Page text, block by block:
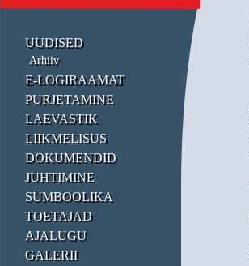
UUDISED
Arhiiv
E-LOGIRAAMAT
PURJETAMINE
LAEVASTIK
LIIKMELISUS
DOKUMENDID
JUHTIMINE
SÜMBOOLIKA
TOETAJAD
AJALUGU
GALERII